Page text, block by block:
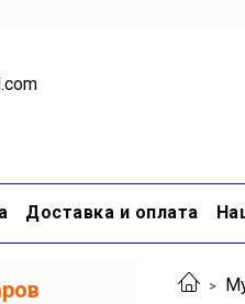
Доставка и оплата